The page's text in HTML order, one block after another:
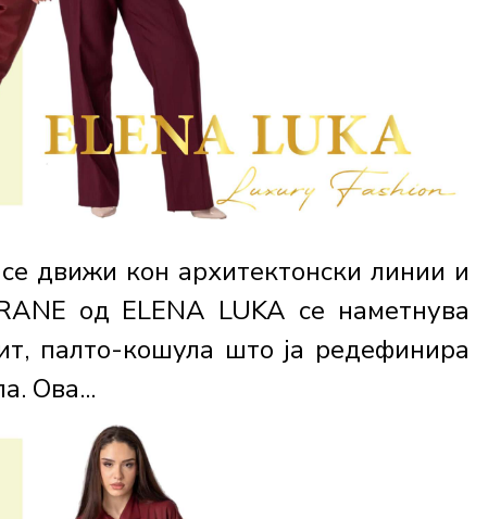
движи кон архитектонски линии и
од ELENA LUKA се наметнува
палто-кошула што ја редефинира
Ова...